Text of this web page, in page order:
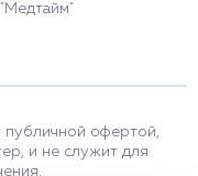
публичной офертой,
и не служит для